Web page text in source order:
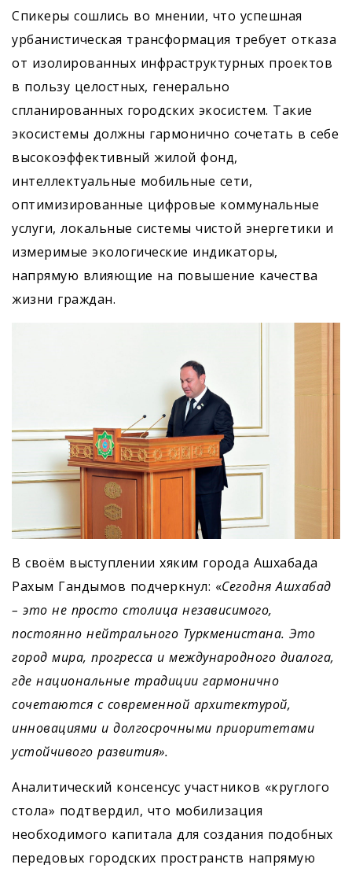
Спикеры сошлись во мнении, что успешная
урбанистическая трансформация требует отказа
от изолированных инфраструктурных проектов
в пользу целостных, генерально
спланированных городских экосистем. Такие
экосистемы должны гармонично сочетать в себе
высокоэффективный жилой фонд,
интеллектуальные мобильные сети,
оптимизированные цифровые коммунальные
услуги, локальные системы чистой энергетики и
измеримые экологические индикаторы,
напрямую влияющие на повышение качества
жизни граждан.
В своём выступлении хяким города Ашхабада
Рахым Гандымов подчеркнул: «Сегодня Ашхабад
– это не просто столица независимого,
постоянно нейтрального Туркменистана. Это
город мира, прогресса и международного диалога,
где национальные традиции гармонично
сочетаются с современной архитектурой,
инновациями и долгосрочными приоритетами
устойчивого развития».
Аналитический консенсус участников «круглого
стола» подтвердил, что мобилизация
необходимого капитала для создания подобных
передовых городских пространств напрямую